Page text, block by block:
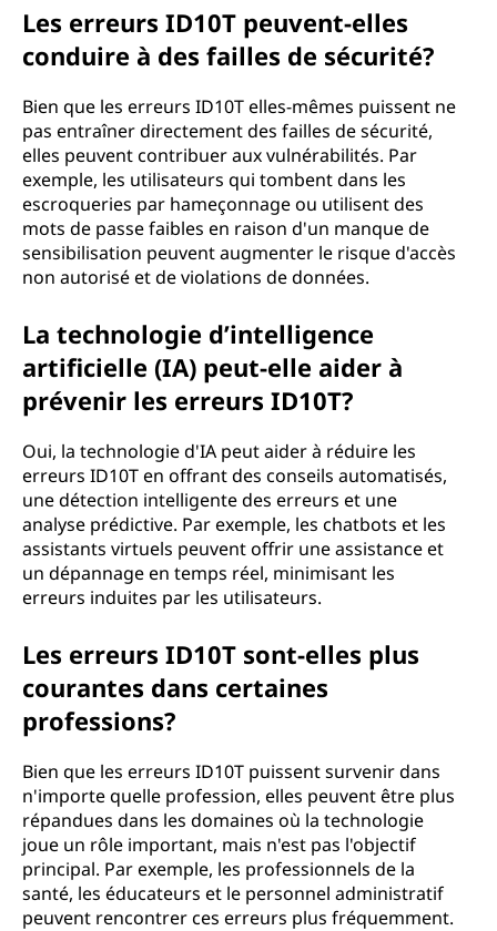
Les erreurs ID10T peuvent-elles
conduire à des failles de sécurité?
Bien que les erreurs ID10T elles-mêmes puissent ne
pas entraîner directement des failles de sécurité,
elles peuvent contribuer aux vulnérabilités. Par
exemple, les utilisateurs qui tombent dans les
escroqueries par hameçonnage ou utilisent des
mots de passe faibles en raison d'un manque de
sensibilisation peuvent augmenter le risque d'accès
non autorisé et de violations de données.
La technologie d’intelligence
artificielle (IA) peut-elle aider à
prévenir les erreurs ID10T?
Oui, la technologie d'IA peut aider à réduire les
erreurs ID10T en offrant des conseils automatisés,
une détection intelligente des erreurs et une
analyse prédictive. Par exemple, les chatbots et les
assistants virtuels peuvent offrir une assistance et
un dépannage en temps réel, minimisant les
erreurs induites par les utilisateurs.
Les erreurs ID10T sont-elles plus
courantes dans certaines
professions?
Bien que les erreurs ID10T puissent survenir dans
n'importe quelle profession, elles peuvent être plus
répandues dans les domaines où la technologie
joue un rôle important, mais n'est pas l'objectif
principal. Par exemple, les professionnels de la
santé, les éducateurs et le personnel administratif
peuvent rencontrer ces erreurs plus fréquemment.